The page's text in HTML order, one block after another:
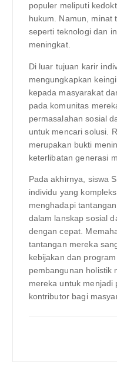
populer meliputi
hukum. Namun, minat
seperti teknologi dan
meningkat.
Di luar tujuan karir
mengungkapkan
kepada masyarakat
pada komunitas
permasalahan sosial
untuk mencari solusi.
merupakan bukti
keterlibatan generasi
Pada akhirnya, siswa
individu yang
menghadapi
dalam lanskap sosial
dengan cepat.
tantangan mereka
kebijakan dan
pembangunan holistik
mereka untuk menjadi
kontributor bagi